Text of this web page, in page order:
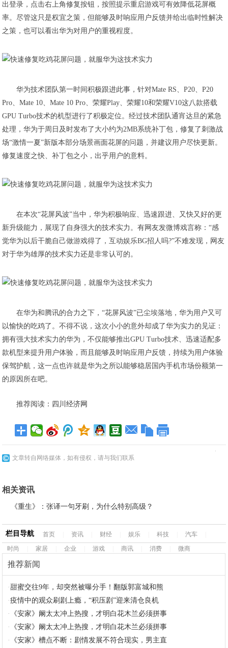
出登录，点击右上角修复按钮，按照提示重启游戏可有效降低花屏概
率。尽管这只是权宜之策，但能够及时响应用户反馈并给出临时性解决
之策，也可以看出华为对用户的重视程度。
华为技术团队第一时间积极跟进此事，针对Mate RS、P20、P20
Pro、Mate 10、Mate 10 Pro、荣耀Play、荣耀10和荣耀V10这八款搭载
GPU Turbo技术的机型进行了积极定位。经过技术团队通宵达旦的紧急
处理，华为于周日及时发布了大小约为2MB系统补丁包，修复了刺激战
场“激情一夏”新版本部分场景画面花屏的问题，并建议用户尽快更新。
修复速度之快、补丁包之小，出乎用户的意料。
在本次“花屏风波”当中，华为积极响应、迅速跟进、又快又好的更
新升级能力，展现了自身强大的技术实力。有网友发微博戏言称：“感
觉华为以后干脆自己做游戏得了，互动娱乐BG招人吗?”不难发现，网友
对于华为雄厚的技术实力还是非常认可的。
在华为和腾讯的合力之下，“花屏风波”已尘埃落地，华为用户又可
以愉快的吃鸡了。不得不说，这次小小的意外却成了华为实力的见证：
拥有强大技术实力的华为，不仅能够推出GPU Turbo技术、迅速适配多
款机型来提升用户体验，而且能够及时响应用户反馈，持续为用户体验
保驾护航，这一点也许就是华为之所以能够稳居国内手机市场份额第一
的原因所在吧。
推荐阅读： 四川经济网
文章转自网络媒体，如有侵权，请与我们联系
相关资讯
《重生》：张译一句牙刷，为什么特别高级？
栏目导航 首页 资讯 财经 娱乐 科技 汽车
时尚
家居 企业 游戏 商讯 消费 微商
推荐新闻
·甜蜜交往9年，却突然被曝分手！翻版郭富城和熊
·疫情中的观众刷剧上瘾，“积压剧”迎来清仓良机
·
《安家》阚太太冲上热搜，才明白花木兰必须拼事
·
《安家》阚太太冲上热搜，才明白花木兰必须拼事
·
《安家》槽点不断：剧情发展不符合现实，男主直